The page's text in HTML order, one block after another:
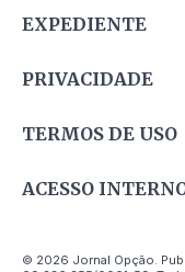
EXPEDIENTE
PRIVACIDADE
TERMOS DE USO
ACESSO
© 2026 Jornal Opção.